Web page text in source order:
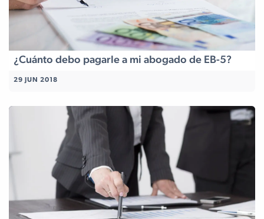
¿Cuánto debo pagarle a mi abogado de EB-5?
29 JUN 2018